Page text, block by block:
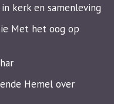
kerk en samenleving
Met het oog op
Hemel over